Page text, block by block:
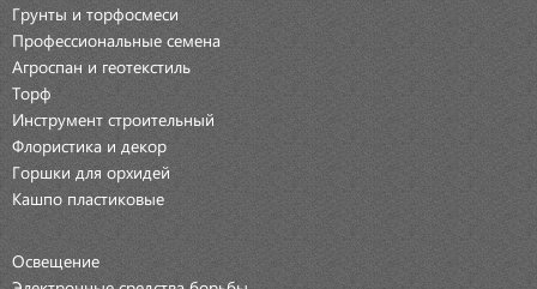
Грунты и торфосмеси
Профессиональные семена
Агроспан и геотекстиль
Торф
Инструмент строительный
Флористика и декор
Горшки для орхидей
Кашпо пластиковые
Освещение
Электронные средства борьбы